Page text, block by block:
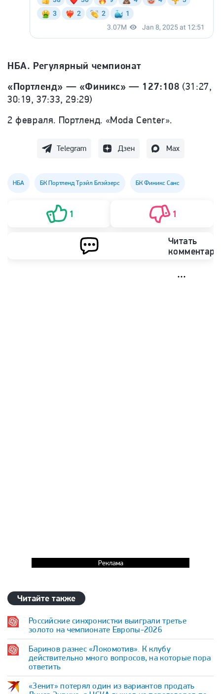
НБА. Регулярный чемпионат
«Портленд» — «Финикс» — 127:108 (31:27,
30:19, 37:33, 29:29)
2 февраля. Портленд. «Moda Center».
Telegram Дзен Max
НБА БК Портленд Трэйл Блэйзерс БК Финикс Санс
1 1
Читать
Реклама
Читайте также
Российские синхронистки выиграли третье
золото на чемпионате Европы-2026
Баринов разнес «Локомотив». К клубу
действительно много вопросов, на которые пора
ответить
«Зенит» потерял один из вариантов продать